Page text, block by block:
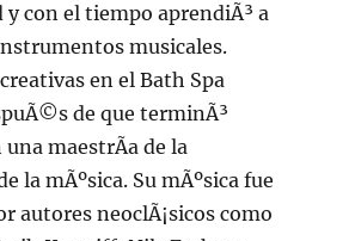
y con el tiempo aprendiÃ³ a
musicales.
en el Bath Spa
de que terminÃ³
maestrÃ­a de la
la mÃºsica. Su mÃºsica fue
autores neoclÃ¡sicos como